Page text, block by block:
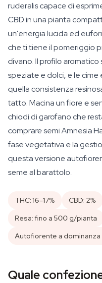
ruderalis capace di
CBD in una pianta
un'energia lucida ed
che ti tiene il pomeriggio
divano. Il profilo
speziate e dolci, e le cime
quella consistenza
tatto. Macina un fiore e
chiodi di garofano che
comprare semi Amnesia
fase vegetativa e la
questa versione
seme al barattolo.
THC: 16–17% CBD: 2%
Resa: fino a 500 g/pianta
Autofiorente a dominanza
Quale